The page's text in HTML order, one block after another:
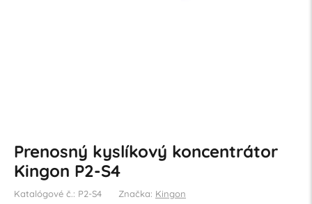
Prenosný kyslíkový koncentrátor
Kingon P2-S4
Katalógové č.: P2-S4 Značka: Kingon